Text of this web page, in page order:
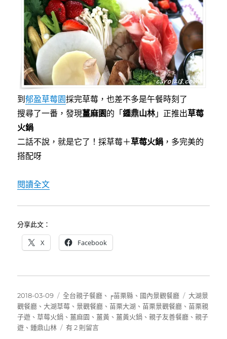
單
料
理，
採
完
草
莓
好
到郁盈草莓園採完草莓，也差不多是午餐時刻了
搜尋了一番，發現薑麻園的「鍾鼎山林」正推出草莓
火鍋
二話不說，就是它了！採草莓＋草莓火鍋 ，多完美的
搭配呀
閱讀全文〈[苗栗大湖]鍾鼎山林~虛無飄渺的仙境中品嚐夢
分享此文：
X Facebook
發
佈
日
期:
2018-03-09
分
類
全台親子餐廳 、 ╒苗栗縣 、 國內景觀餐廳
標
籤
大湖景
觀餐廳 、大湖草莓 、景觀餐廳 、苗栗大湖 、苗栗景觀餐廳 、苗栗親
子遊 、草莓火鍋 、薑麻園 、薑黃 、薑黃火鍋 、親子友善餐廳 、親子
遊 、鍾鼎山林
在
有 2 則留言